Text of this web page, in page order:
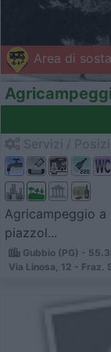
Area di
Agricampeggio
piazzol...
Gubbio (PG) -
Via Linosa, 12 - Fraz.